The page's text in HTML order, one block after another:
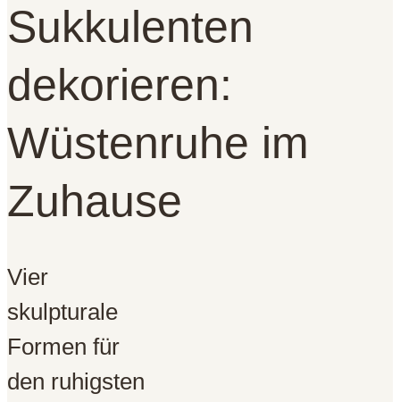
Sukkulenten
dekorieren:
Wüstenruhe im
Zuhause
Vier
skulpturale
Formen für
den ruhigsten